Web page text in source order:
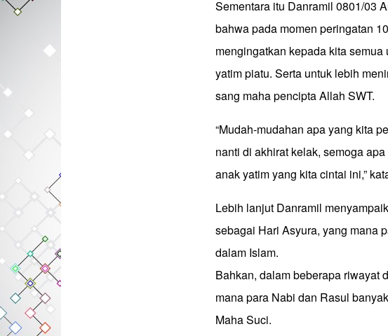
Sementara itu Danramil 0801/03
bahwa pada momen peringatan
mengingatkan kepada kita
yatim piatu. Serta untuk lebih
sang maha pencipta Allah SWT.
“Mudah-mudahan apa yang kita
nanti di akhirat kelak, semoga
anak yatim yang kita cintai ini,”
Lebih lanjut Danramil
sebagai Hari Asyura, yang mana
dalam Islam.
Bahkan, dalam beberapa riwayat
mana para Nabi dan Rasul
Maha Suci.